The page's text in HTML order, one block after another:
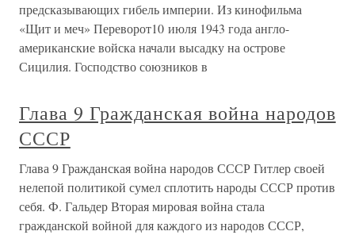
предсказывающих гибель империи. Из кинофильма
«Щит и меч» Переворот10 июля 1943 года англо-
американские войска начали высадку на острове
Сицилия. Господство союзников в
Глава 9 Гражданская война народов
СССР
Глава 9 Гражданская война народов СССР Гитлер своей
нелепой политикой сумел сплотить народы СССР против
себя. Ф. Гальдер Вторая мировая война стала
гражданской войной для каждого из народов СССР,